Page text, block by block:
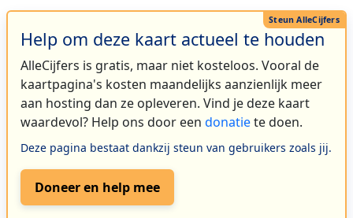
Help om deze kaart actueel te houden
AlleCijfers is gratis, maar niet kosteloos. Vooral de
kaartpagina's kosten maandelijks aanzienlijk meer
aan hosting dan ze opleveren. Vind je deze kaart
waardevol? Help ons door een donatiete doen.
Deze pagina bestaat dankzij steun van gebruikers zoals jij.
Doneer en help mee